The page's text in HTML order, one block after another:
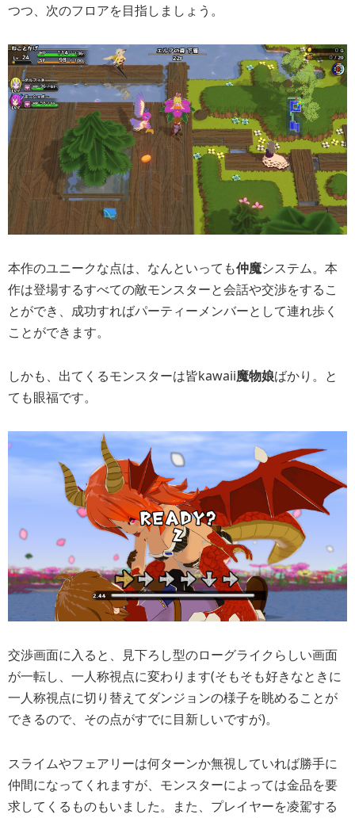
つつ、次のフロアを目指しましょう。
本作のユニークな点は、なんといっても仲魔システム。本
作は登場するすべての敵モンスターと会話や交渉をするこ
とができ、成功すればパーティーメンバーとして連れ歩く
ことができます。
しかも、出てくるモンスターは皆kawaii魔物娘ばかり。と
ても眼福です。
交渉画面に入ると、見下ろし型のローグライクらしい画面
が一転し、一人称視点に変わります(そもそも好きなときに
一人称視点に切り替えてダンジョンの様子を眺めることが
できるので、その点がすでに目新しいですが)。
スライムやフェアリーは何ターンか無視していれば勝手に
仲間になってくれますが、モンスターによっては金品を要
求してくるものもいました。また、プレイヤーを凌駕する